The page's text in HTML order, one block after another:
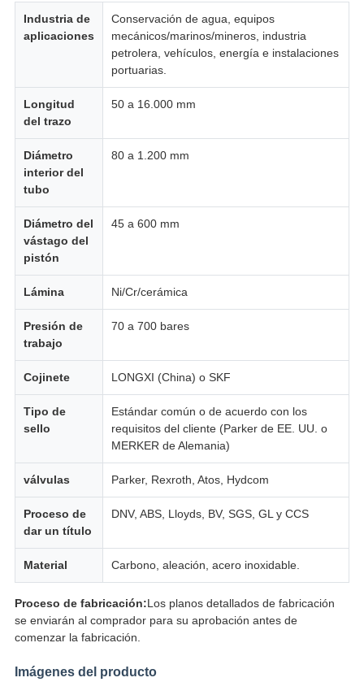
SITEMAP
DE
PRIVACIDAD
Industria de
aplicaciones
Conservación de agua, equipos
mecánicos/marinos/mineros, industria
petrolera, vehículos, energía e instalaciones
portuarias.
Longitud
del trazo
50 a 16.000 mm
Diámetro
interior del
tubo
80 a 1.200 mm
Diámetro del
vástago del
pistón
45 a 600 mm
Lámina Ni/Cr/cerámica
Presión de
trabajo
70 a 700 bares
Cojinete LONGXI (China) o SKF
Tipo de
sello
Estándar común o de acuerdo con los
requisitos del cliente (Parker de EE. UU. o
MERKER de Alemania)
válvulas Parker, Rexroth, Atos, Hydcom
Proceso de
dar un título
DNV, ABS, Lloyds, BV, SGS, GL y CCS
Material Carbono, aleación, acero inoxidable.
Proceso de fabricación:Los planos detallados de fabricación
se enviarán al comprador para su aprobación antes de
comenzar la fabricación.
Imágenes del producto